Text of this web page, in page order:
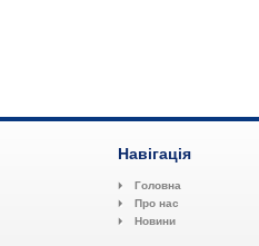
Навігація
Головна
Про нас
Новини